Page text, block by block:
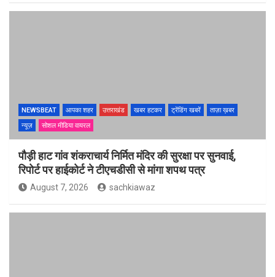
NEWSBEAT आपका शहर उत्तराखंड खबर हटकर ट्रेंडिंग खबरें
ताज़ा ख़बर
न्यूज़
सोशल मीडिया वायरल
पौड़ी हाट गांव शंकराचार्य निर्मित मंदिर की सुरक्षा पर सुनवाई,
रिपोर्ट पर हाईकोर्ट ने टीएचडीसी से मांगा शपथ पत्र
August 7, 2026 sachkiawaz